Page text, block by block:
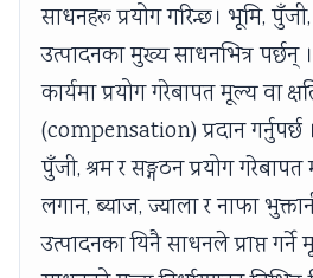
साधनहरू प्रयोग गरिन्छ। भूमि,
उत्पादनका मुख्य साधनभित्र पर्छन्
कार्यमा प्रयोग गरेबापत मूल्य वा
(compensation) प्रदान गर्नुपर्छ
पुँजी, श्रम र सङ्गठन प्रयोग
लगान, ब्याज, ज्याला र नाफा
उत्पादनका यिनै साधनले प्राप्त